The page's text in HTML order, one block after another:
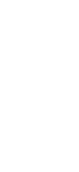
kuten
470
pieni